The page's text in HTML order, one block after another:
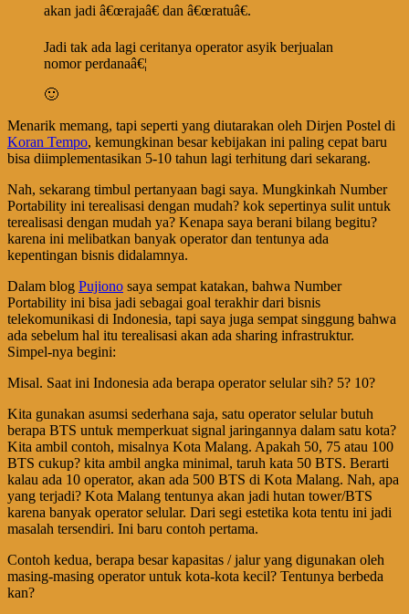
akan jadi â€œrajaâ€ dan â€œratuâ€.
Jadi tak ada lagi ceritanya operator asyik berjualan
nomor perdanaâ€¦
🙂
Menarik memang, tapi seperti yang diutarakan oleh Dirjen Postel di
Koran Tempo, kemungkinan besar kebijakan ini paling cepat baru
bisa diimplementasikan 5-10 tahun lagi terhitung dari sekarang.
Nah, sekarang timbul pertanyaan bagi saya. Mungkinkah Number
Portability ini terealisasi dengan mudah? kok sepertinya sulit untuk
terealisasi dengan mudah ya? Kenapa saya berani bilang begitu?
karena ini melibatkan banyak operator dan tentunya ada
kepentingan bisnis didalamnya.
Dalam blog Pujiono saya sempat katakan, bahwa Number
Portability ini bisa jadi sebagai goal terakhir dari bisnis
telekomunikasi di Indonesia, tapi saya juga sempat singgung bahwa
ada sebelum hal itu terealisasi akan ada sharing infrastruktur.
Simpel-nya begini:
Misal. Saat ini Indonesia ada berapa operator selular sih? 5? 10?
Kita gunakan asumsi sederhana saja, satu operator selular butuh
berapa BTS untuk memperkuat signal jaringannya dalam satu kota?
Kita ambil contoh, misalnya Kota Malang. Apakah 50, 75 atau 100
BTS cukup? kita ambil angka minimal, taruh kata 50 BTS. Berarti
kalau ada 10 operator, akan ada 500 BTS di Kota Malang. Nah, apa
yang terjadi? Kota Malang tentunya akan jadi hutan tower/BTS
karena banyak operator selular. Dari segi estetika kota tentu ini jadi
masalah tersendiri. Ini baru contoh pertama.
Contoh kedua, berapa besar kapasitas / jalur yang digunakan oleh
masing-masing operator untuk kota-kota kecil? Tentunya berbeda
kan?